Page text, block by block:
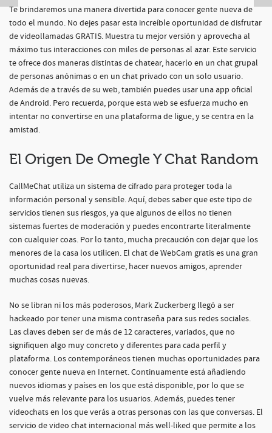
Te brindaremos una manera divertida para conocer gente nueva de
todo el mundo. No dejes pasar esta increíble oportunidad de disfrutar
de videollamadas GRATIS. Muestra tu mejor versión y aprovecha al
máximo tus interacciones con miles de personas al azar. Este servicio
te ofrece dos maneras distintas de chatear, hacerlo en un chat grupal
de personas anónimas o en un chat privado con un solo usuario.
Además de a través de su web, también puedes usar una app oficial
de Android. Pero recuerda, porque esta web se esfuerza mucho en
intentar no convertirse en una plataforma de ligue, y se centra en la
amistad.
El Origen De Omegle Y Chat Random
CallMeChat utiliza un sistema de cifrado para proteger toda la
información personal y sensible. Aquí, debes saber que este tipo de
servicios tienen sus riesgos, ya que algunos de ellos no tienen
sistemas fuertes de moderación y puedes encontrarte literalmente
con cualquier coas. Por lo tanto, mucha precaución con dejar que los
menores de la casa los utilicen. El chat de WebCam gratis es una gran
oportunidad real para divertirse, hacer nuevos amigos, aprender
muchas cosas nuevas.
No se libran ni los más poderosos, Mark Zuckerberg llegó a ser
hackeado por tener una misma contraseña para sus redes sociales.
Las claves deben ser de más de 12 caracteres, variados, que no
signifiquen algo muy concreto y diferentes para cada perfil y
plataforma. Los contemporáneos tienen muchas oportunidades para
conocer gente nueva en Internet. Continuamente está añadiendo
nuevos idiomas y países en los que está disponible, por lo que se
vuelve más relevante para los usuarios. Además, puedes tener
videochats en los que verás a otras personas con las que conversas. El
servicio de video chat internacional más well-liked que permite a los